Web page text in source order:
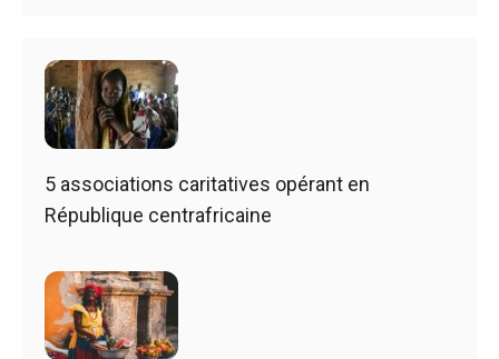
5 associations caritatives opérant en
République centrafricaine